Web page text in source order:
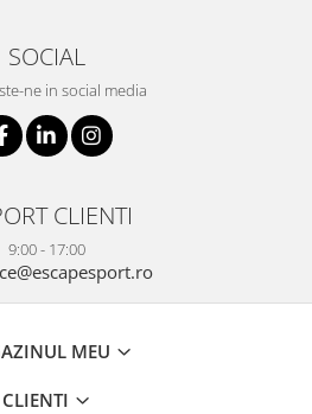
SOCIAL
ne in social media
CLIENTI
9:00 - 17:00
MEU
CLIENTI